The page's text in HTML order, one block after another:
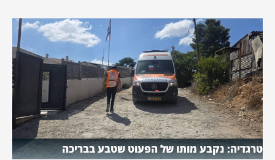
טרגדיה: נקבע מותו של הפעוט שטבע בבריכה